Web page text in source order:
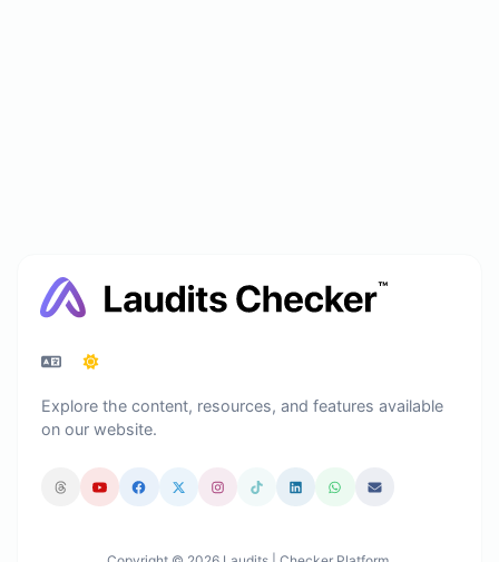
Explore the content, resources, and features available
on our website.